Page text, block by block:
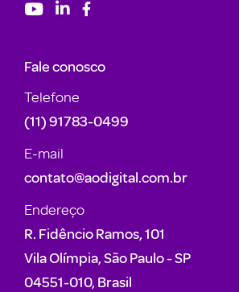
Fale conosco
Telefone
(11) 91783-0499
E-mail
contato@aodigital.com.br
Endereço
R. Fidêncio Ramos, 101
Vila Olímpia, São Paulo - SP
04551-010, Brasil